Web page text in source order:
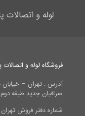
لوله و اتصالات
فروشگاه لوله و
آدرس : تهران – خیابان
صرافیان جدید طبقه دوم
شماره دفتر فروش تهران : ۳۳۹۶۵۶۵۰ ۰۲۱ – ۳۳۹۹۲۲۸۴